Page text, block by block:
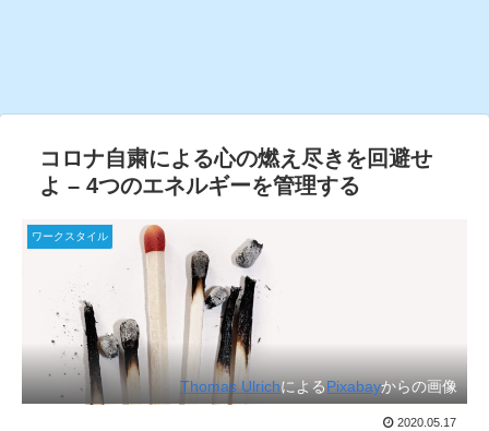
コロナ自粛による心の燃え尽きを回避せ
よ – 4つのエネルギーを管理する
ワークスタイル
Thomas UlrichによるPixabayからの画像
2020.05.17